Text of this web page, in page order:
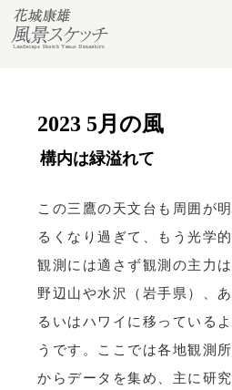
2023 5月の風
構内は緑溢れて
この三鷹の天文台も周囲が明
るくなり過ぎて、もう光学的
観測には適さず観測の主力は
野辺山や水沢（岩手県）、あ
るいはハワイに移っているよ
うです。ここでは各地観測所
からデータを集め、主に研究